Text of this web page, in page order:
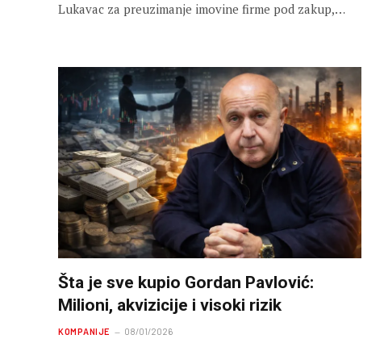
Lukavac za preuzimanje imovine firme pod zakup,…
Šta je sve kupio Gordan Pavlović:
Milioni, akvizicije i visoki rizik
KOMPANIJE 08/01/2026